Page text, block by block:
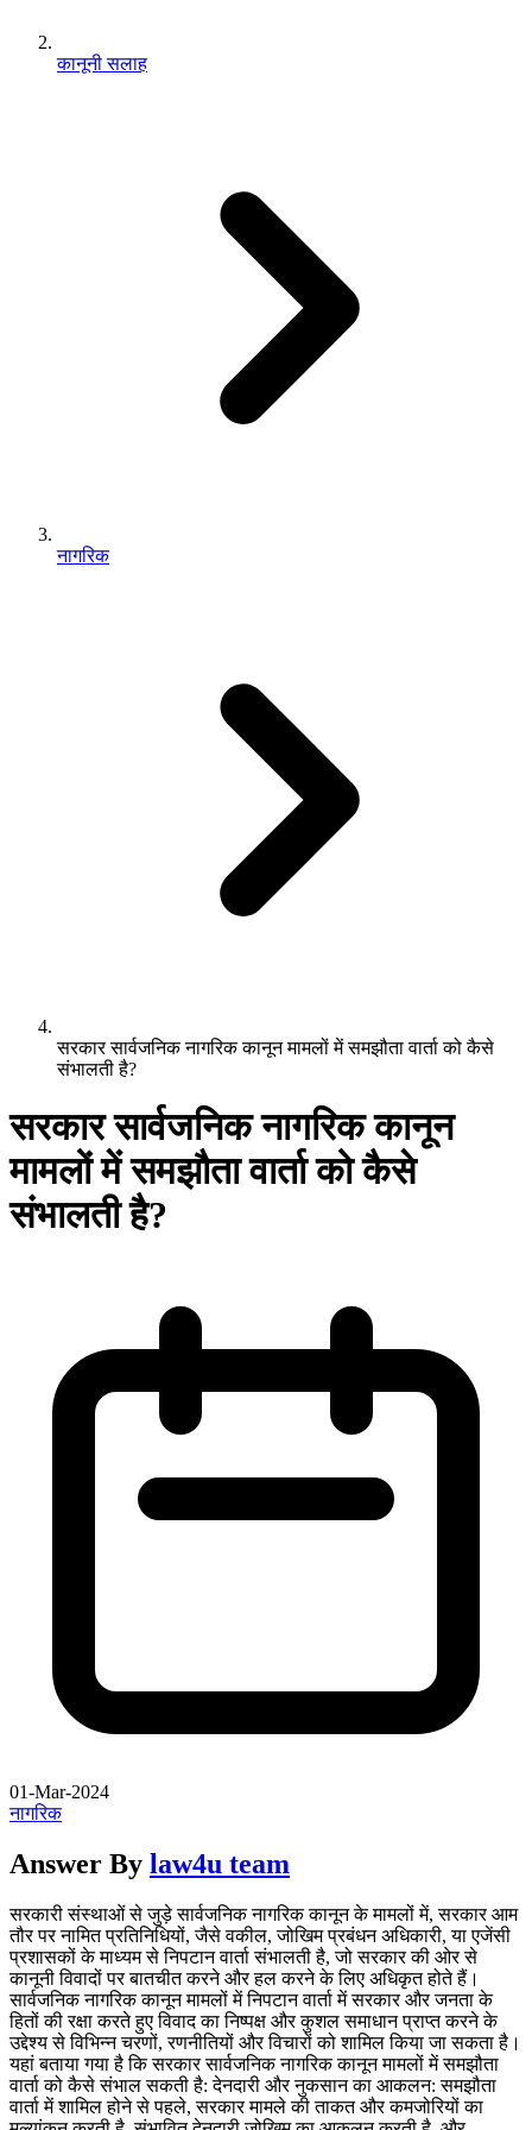
कानूनी सलाह
नागरिक
सरकार सार्वजनिक नागरिक कानून मामलों में समझौता वार्ता को कैसे
संभालती है?
सरकार सार्वजनिक नागरिक कानून
मामलों में समझौता वार्ता को कैसे
संभालती है?
01-Mar-2024
नागरिक
Answer By law4u team
सरकारी संस्थाओं से जुड़े सार्वजनिक नागरिक कानून के मामलों में, सरकार आम
तौर पर नामित प्रतिनिधियों, जैसे वकील, जोखिम प्रबंधन अधिकारी, या एजेंसी
प्रशासकों के माध्यम से निपटान वार्ता संभालती है, जो सरकार की ओर से
कानूनी विवादों पर बातचीत करने और हल करने के लिए अधिकृत होते हैं।
सार्वजनिक नागरिक कानून मामलों में निपटान वार्ता में सरकार और जनता के
हितों की रक्षा करते हुए विवाद का निष्पक्ष और कुशल समाधान प्राप्त करने के
उद्देश्य से विभिन्न चरणों, रणनीतियों और विचारों को शामिल किया जा सकता है।
यहां बताया गया है कि सरकार सार्वजनिक नागरिक कानून मामलों में समझौता
वार्ता को कैसे संभाल सकती है: देनदारी और नुकसान का आकलन: समझौता
वार्ता में शामिल होने से पहले, सरकार मामले की ताकत और कमजोरियों का